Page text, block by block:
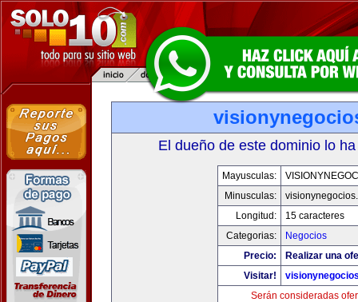
El dueño de este dominio lo
Mayusculas:
Minusculas:
Longitud:
15 caracteres
Categorias:
Negocios
Precio:
Realizar una
Visitar!
Serán consideradas